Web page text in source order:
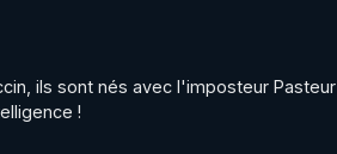
ils sont nés avec l'imposteur Pasteur
!